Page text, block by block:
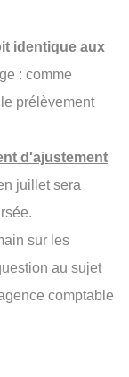
identique aux
: comme
prélèvement
d'ajustement
juillet sera
sur les
au sujet
comptable